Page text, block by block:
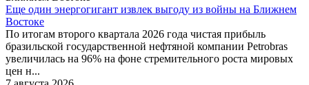
Еще один энергогигант извлек выгоду из войны на Ближнем
Востоке
По итогам второго квартала 2026 года чистая прибыль
бразильской государственной нефтяной компании Petrobras
увеличилась на 96% на фоне стремительного роста мировых
цен н...